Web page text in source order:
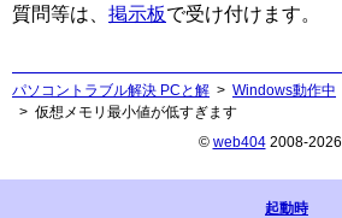
質問等は、 掲示板で受け付けます。
パソコントラブル解決 PCと解
Windows動作中
仮想メモリ最小値が低すぎます
© web4042008-2026
起動時